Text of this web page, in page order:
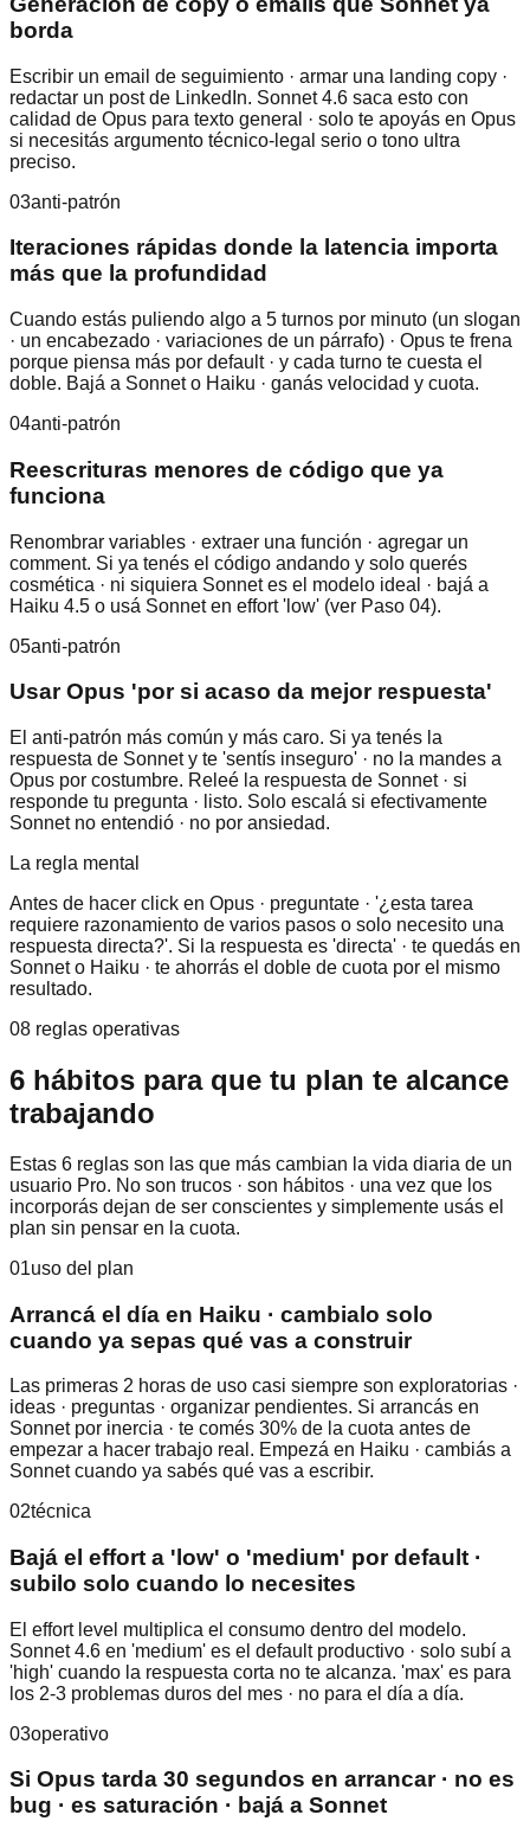
borda
Escribir un email de seguimiento · armar una landing copy ·
redactar un post de LinkedIn. Sonnet 4.6 saca esto con
calidad de Opus para texto general · solo te apoyás en Opus
si necesitás argumento técnico-legal serio o tono ultra
preciso.
03anti-patrón
Iteraciones rápidas donde la latencia importa
más que la profundidad
Cuando estás puliendo algo a 5 turnos por minuto (un slogan
· un encabezado · variaciones de un párrafo) · Opus te frena
porque piensa más por default · y cada turno te cuesta el
doble. Bajá a Sonnet o Haiku · ganás velocidad y cuota.
04anti-patrón
Reescrituras menores de código que ya
funciona
Renombrar variables · extraer una función · agregar un
comment. Si ya tenés el código andando y solo querés
cosmética · ni siquiera Sonnet es el modelo ideal · bajá a
Haiku 4.5 o usá Sonnet en effort 'low' (ver Paso 04).
05anti-patrón
Usar Opus 'por si acaso da mejor respuesta'
El anti-patrón más común y más caro. Si ya tenés la
respuesta de Sonnet y te 'sentís inseguro' · no la mandes a
Opus por costumbre. Releé la respuesta de Sonnet · si
responde tu pregunta · listo. Solo escalá si efectivamente
Sonnet no entendió · no por ansiedad.
La regla mental
Antes de hacer click en Opus · preguntate · '¿esta tarea
requiere razonamiento de varios pasos o solo necesito una
respuesta directa?'. Si la respuesta es 'directa' · te quedás en
Sonnet o Haiku · te ahorrás el doble de cuota por el mismo
resultado.
08 reglas operativas
6 hábitos para que tu plan te alcance
trabajando
Estas 6 reglas son las que más cambian la vida diaria de un
usuario Pro. No son trucos · son hábitos · una vez que los
incorporás dejan de ser conscientes y simplemente usás el
plan sin pensar en la cuota.
01uso del plan
Arrancá el día en Haiku · cambialo solo
cuando ya sepas qué vas a construir
Las primeras 2 horas de uso casi siempre son exploratorias ·
ideas · preguntas · organizar pendientes. Si arrancás en
Sonnet por inercia · te comés 30% de la cuota antes de
empezar a hacer trabajo real. Empezá en Haiku · cambiás a
Sonnet cuando ya sabés qué vas a escribir.
02técnica
Bajá el effort a 'low' o 'medium' por default ·
subilo solo cuando lo necesites
El effort level multiplica el consumo dentro del modelo.
Sonnet 4.6 en 'medium' es el default productivo · solo subí a
'high' cuando la respuesta corta no te alcanza. 'max' es para
los 2-3 problemas duros del mes · no para el día a día.
03operativo
Si Opus tarda 30 segundos en arrancar · no es
bug · es saturación · bajá a Sonnet